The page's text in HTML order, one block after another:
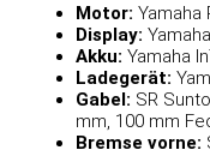
Motor: Yamaha
Display:
Akku: Yamaha
Ladegerät:
Gabel: SR
mm, 100 mm
Bremse vorne: